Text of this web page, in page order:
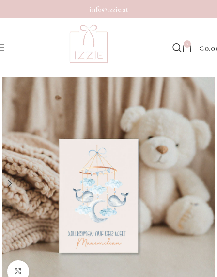
info@izzie.at
0 €
Klicken Sie hier, um zu vergrößern